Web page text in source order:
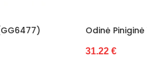
Odinė Piniginė Wild